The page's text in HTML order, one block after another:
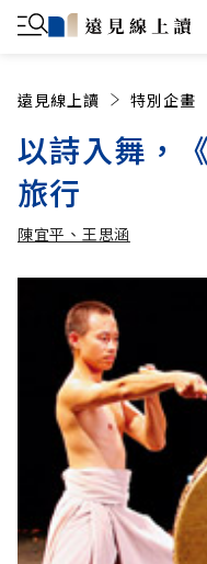
遠見線上讀 特別企畫
以詩入舞，
旅行
陳宜平、王思涵